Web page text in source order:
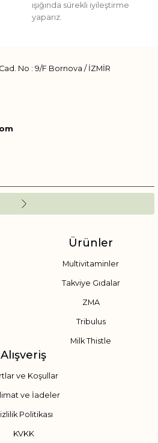
ışığında sürekli iyileştirme
yaparız.
No : 9/F Bornova / İZMİR
Ürünler
Multivitaminler
Takviye Gıdalar
ZMA
Tribulus
Milk Thistle
Alışveriş
ve Koşullar
ve İadeler
Politikası
KVKK